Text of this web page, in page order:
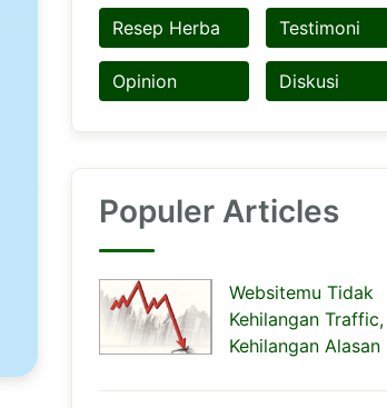
Resep Herba Testimoni
Opinion Diskusi
Populer Articles
Websitemu Tidak
Kehilangan
Kehilangan